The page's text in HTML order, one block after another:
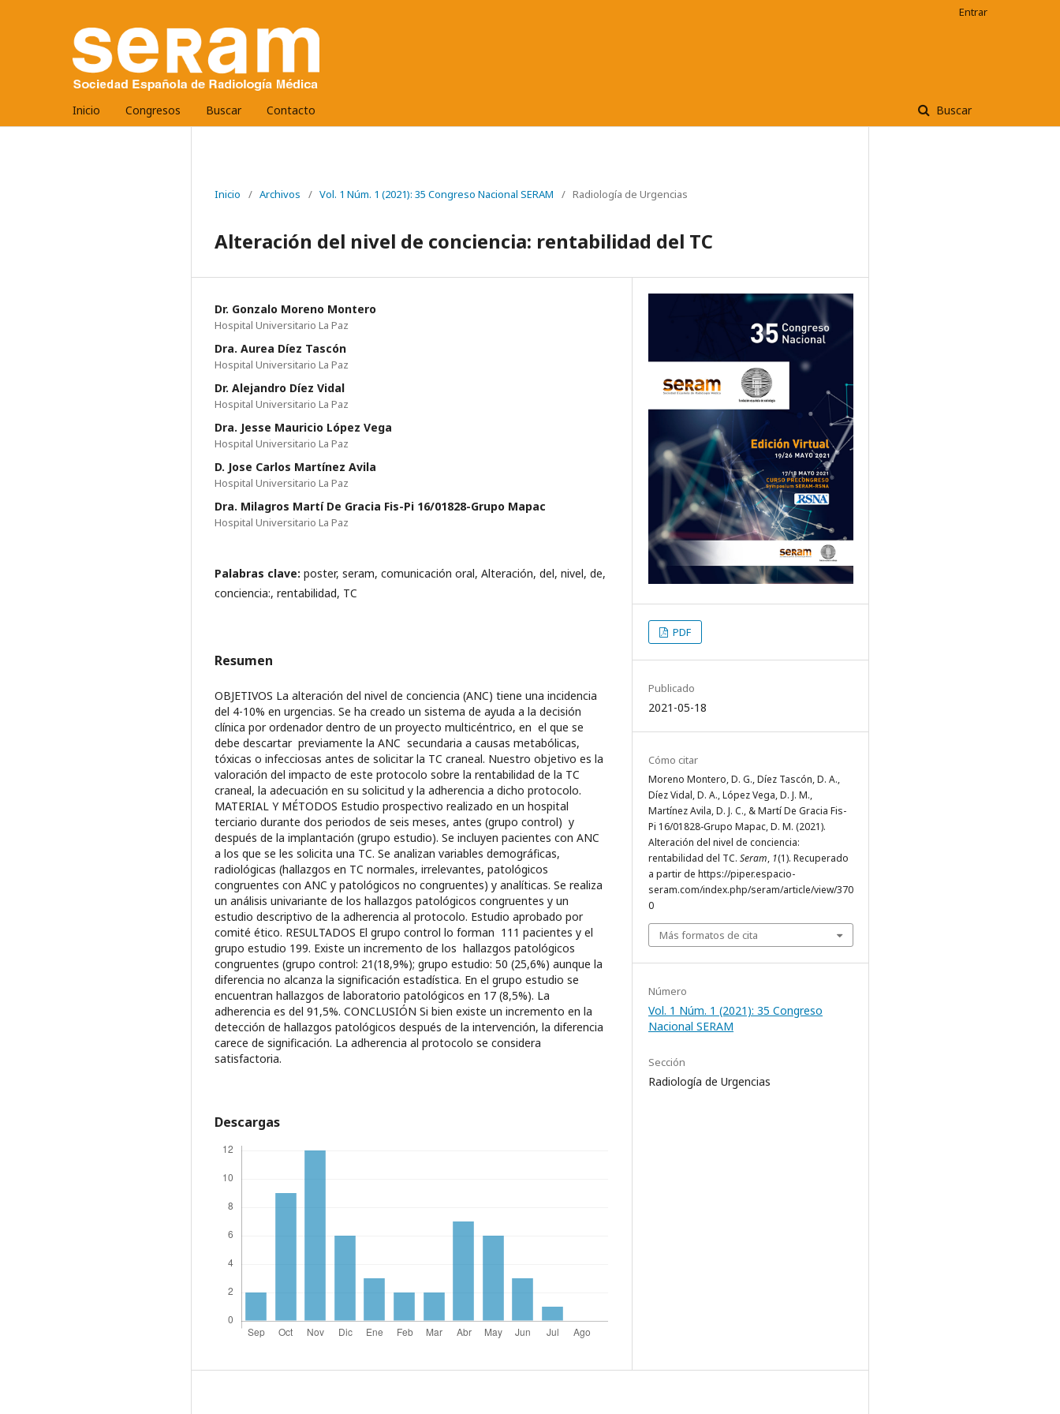
Inicio Congresos Buscar Contacto Buscar
Entrar
Inicio / Archivos / Vol. 1 Núm. 1 (2021): 35 Congreso Nacional SERAM / Radiología de Urgencias
Alteración del nivel de conciencia: rentabilidad del TC
Dr. Gonzalo Moreno Montero
Hospital Universitario La Paz
Dra. Aurea Díez Tascón
Hospital Universitario La Paz
Dr. Alejandro Díez Vidal
Hospital Universitario La Paz
Dra. Jesse Mauricio López Vega
Hospital Universitario La Paz
D. Jose Carlos Martínez Avila
Hospital Universitario La Paz
Dra. Milagros Martí De Gracia Fis-Pi 16/01828-Grupo Mapac
Hospital Universitario La Paz
Palabras clave: poster, seram, comunicación oral, Alteración, del, nivel, de,
conciencia:, rentabilidad, TC
Resumen
OBJETIVOS La alteración del nivel de conciencia (ANC) tiene una incidencia
del 4-10% en urgencias. Se ha creado un sistema de ayuda a la decisión
clínica por ordenador dentro de un proyecto multicéntrico, en el que se
debe descartar previamente la ANC secundaria a causas metabólicas,
tóxicas o infecciosas antes de solicitar la TC craneal. Nuestro objetivo es la
valoración del impacto de este protocolo sobre la rentabilidad de la TC
craneal, la adecuación en su solicitud y la adherencia a dicho protocolo.
MATERIAL Y MÉTODOS Estudio prospectivo realizado en un hospital
terciario durante dos periodos de seis meses, antes (grupo control) y
después de la implantación (grupo estudio). Se incluyen pacientes con ANC
a los que se les solicita una TC. Se analizan variables demográficas,
radiológicas (hallazgos en TC normales, irrelevantes, patológicos
congruentes con ANC y patológicos no congruentes) y analíticas. Se realiza
un análisis univariante de los hallazgos patológicos congruentes y un
estudio descriptivo de la adherencia al protocolo. Estudio aprobado por
comité ético. RESULTADOS El grupo control lo forman 111 pacientes y el
grupo estudio 199. Existe un incremento de los hallazgos patológicos
congruentes (grupo control: 21(18,9%); grupo estudio: 50 (25,6%) aunque la
diferencia no alcanza la significación estadística. En el grupo estudio se
encuentran hallazgos de laboratorio patológicos en 17 (8,5%). La
adherencia es del 91,5%. CONCLUSIÓN Si bien existe un incremento en la
detección de hallazgos patológicos después de la intervención, la diferencia
carece de significación. La adherencia al protocolo se considera
satisfactoria.
Descargas
PDF
Publicado
2021-05-18
Cómo citar
Moreno Montero, D. G., Díez Tascón, D. A.,
Díez Vidal, D. A., López Vega, D. J. M.,
Martínez Avila, D. J. C., & Martí De Gracia Fis-
Pi 16/01828-Grupo Mapac, D. M. (2021).
Alteración del nivel de conciencia:
rentabilidad del TC. Seram, 1(1). Recuperado
a partir de https://piper.espacio-
seram.com/index.php/seram/article/view/370
0
Más formatos de cita
Número
Vol. 1 Núm. 1 (2021): 35 Congreso
Nacional SERAM
Sección
Radiología de Urgencias